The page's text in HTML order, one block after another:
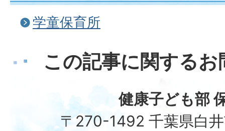
学童保育所
この記事に関する
健康子ども部
〒270-1492 千葉県白